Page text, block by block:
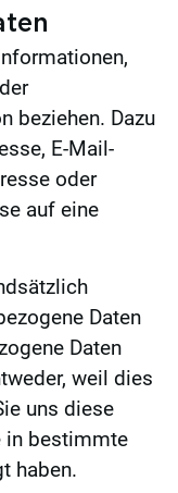
beziehen. Dazu
E-Mail-
oder
auf eine
Daten
Daten
weil dies
uns diese
in bestimmte
haben.